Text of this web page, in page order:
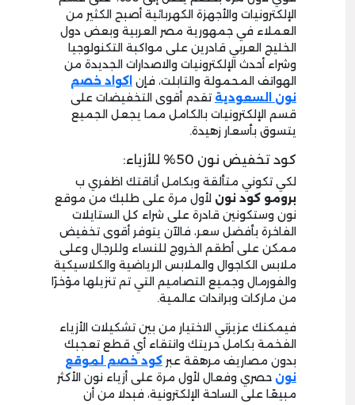
الإلكترونيات والأجهزة الكهربائية أصبح الكثير من
العملاء في جمهورية مصر العربية وبعض دول
الخليج العربي قادرين على مواكبة التكنولوجيا
وشراء أحدث الإلكترونيات والاصدارات الجديدة من
الهواتف المحمولة والتابلت، فإن اكواد خصم
نون السعودية تقدم أقوى التخفيضات على
قسم الإلكترونيات بالكامل مما يجعل الجميع
يتسوق بأسعار زهيدة.
كود تخفيض نون 50% للأزياء:
لكي تكوني متألقة وبكامل أناقتك اظفري ب
برومو كود نون لأول مرة على طلبك من موقع
نون وستكونين قادرة على شراء كل الستايلات
الفاخرة بأفضل سعر، فالآن يتوفر أقوى تخفيض
ممكن على أطقم الخروج للنساء وللرجال وعلى
ملابس الكاجوال والملابس الرياضية والكلاسيكية
والفورمال وجميع التصاميم التي تم تنزيلها مؤخرًا
من ماركات وبراندات عالمية.
فيمكنك عزيزتي الاختيار من بين تشكيلات الأزياء
الفخمة بكامل حريتك وانتقاء أي قطع تعجبك
بدون مصاريف مرهقة عبر كود خصم لموقع
نون حصري وفعال لأول مرة على أزياء نون الأكثر
مبيعًا على الساحة الإلكترونية، فبدلا من أن